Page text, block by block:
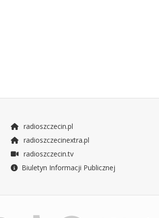
radioszczecin.pl
radioszczecinextra.pl
radioszczecin.tv
Biuletyn Informacji Publicznej